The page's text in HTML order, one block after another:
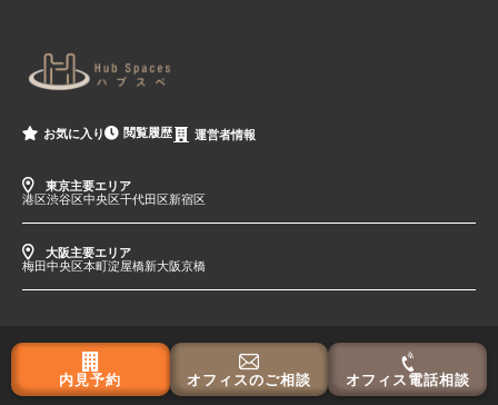
内見予約 オフィスのご相談 オフィス電話相談
お気に入り 閲覧履歴 運営者情報
東京主要エリア
港区渋谷区中央区千代田区新宿区
大阪主要エリア
梅田中央区本町淀屋橋新大阪京橋